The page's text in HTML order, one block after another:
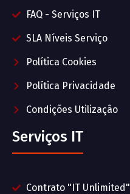
FAQ - Serviços IT
SLA Níveis Serviço
Política Cookies
Política Privacidade
Condições Utilização
Serviços IT
Contrato "IT Unlimited"